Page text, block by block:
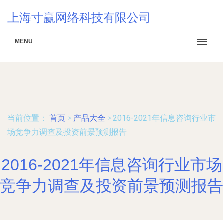
上海寸赢网络科技有限公司
MENU
当前位置： 首页 > 产品大全 > 2016-2021年信息咨询行业市
场竞争力调查及投资前景预测报告
2016-2021年信息咨询行业市场
竞争力调查及投资前景预测报告